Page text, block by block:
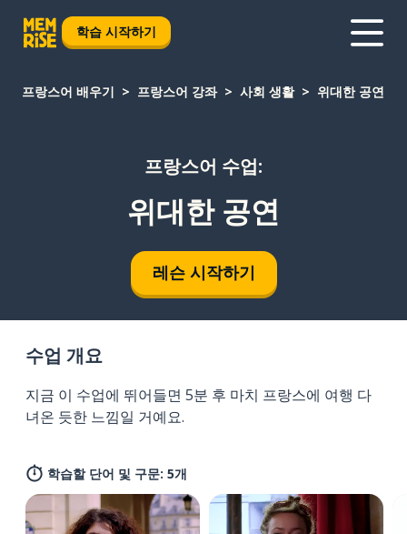
학습 시작하기
프랑스어 배우기 프랑스어 강좌 사회 생활 위대한 공연
프랑스어 수업:
위대한 공연
레슨 시작하기
수업 개요
지금 이 수업에 뛰어들면 5분 후 마치 프랑스에 여행 다
녀온 듯한 느낌일 거예요.
학습할 단어 및 구문: 5개